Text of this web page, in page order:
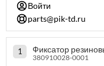
Войти
parts@pik-td.ru
1 Фиксатор
380910028-0001